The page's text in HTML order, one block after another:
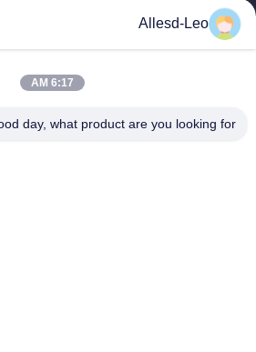
16 عامًا من الخبرة ، بصفتنا مصنعًا ومصدرًا
المستدامة وغرف الأبحاث ، فإننا نقدم
الصفحة الرئيسية
منتجات
Allesd-Leo
6:17 AM
day, what product are you looking for?